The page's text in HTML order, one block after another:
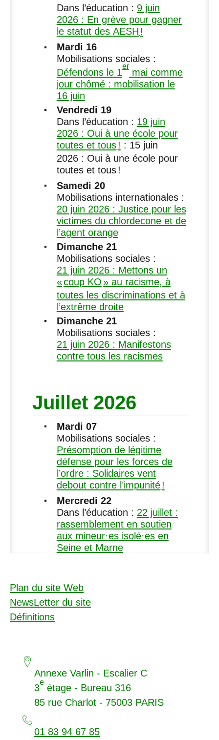
Dans l’éducation : 9 juin
2026 : En grève pour gagner
le statut des AESH !
Mardi 16
Mobilisations sociales :
Défendons le 1
er
mai comme
jour chômé : mobilisation le
16 juin
Vendredi 19
Dans l’éducation : 19 juin
2026 : Oui à une école pour
toutes et tous! : 15 juin
2026 : Oui à une école pour
toutes et tous!
Samedi 20
Mobilisations internationales :
20 juin 2026 : Justice pour les
victimes du chlordecone et de
l’agent orange
Dimanche 21
Mobilisations sociales :
21 juin 2026 : Mettons un
«coup KO » au racisme, à
toutes les discriminations et à
l’extrême droite
Dimanche 21
Mobilisations sociales :
21 juin 2026 : Manifestons
contre tous les racismes
Juillet 2026
Mardi 07
Mobilisations sociales :
Présomption de légitime
défense pour les forces de
l’ordre : Solidaires vent
debout contre l’impunité!
Mercredi 22
Dans l’éducation : 22 juillet :
rassemblement en soutien
aux mineur·es isolé·es en
Seine et Marne
Plan du site Web
NewsLetter du site
Définitions
Annexe Varlin - Escalier C
3
e
étage - Bureau 316
85 rue Charlot - 75003 PARIS
01 83 94 67 85